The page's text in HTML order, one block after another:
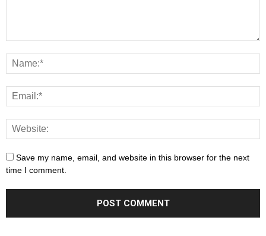
Save my name, email, and website in this browser for the next
time I comment.